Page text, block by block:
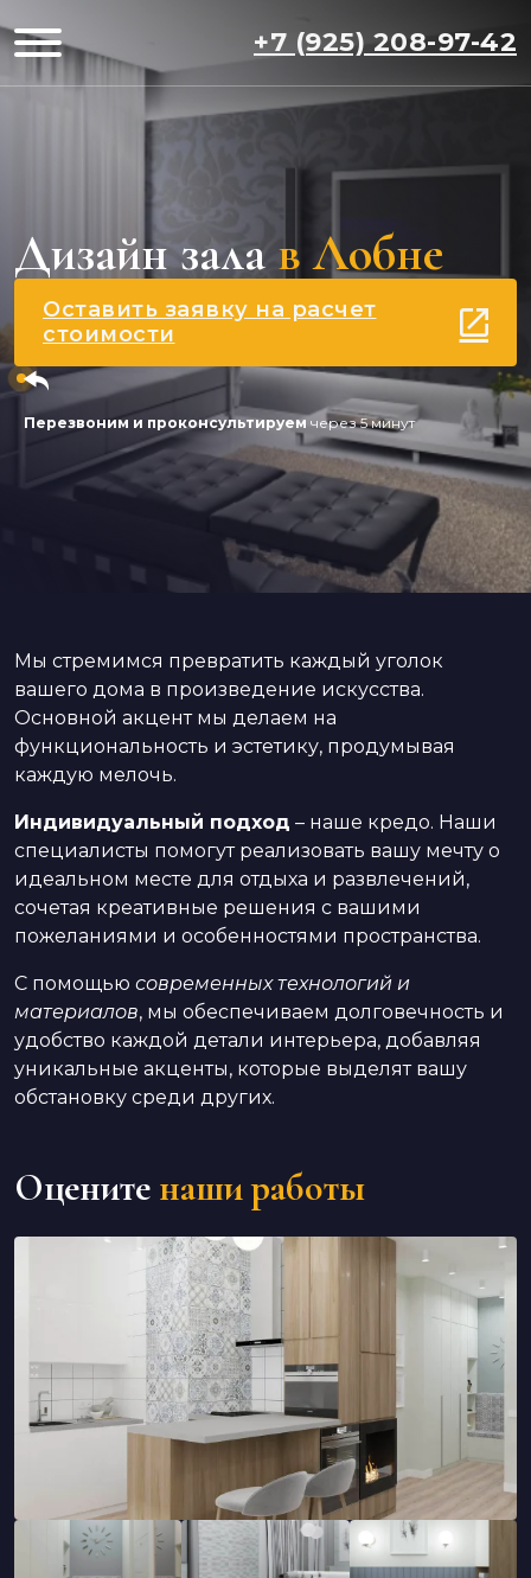
+7 (925) 208-97-42
Дизайн зала в Лобне
Оставить заявку на расчет
стоимости
Перезвоним и проконсультируем через 5 минут
Мы стремимся превратить каждый уголок
вашего дома в произведение искусства.
Основной акцент мы делаем на
функциональность и эстетику, продумывая
каждую мелочь.
Индивидуальный подход – наше кредо. Наши
специалисты помогут реализовать вашу мечту о
идеальном месте для отдыха и развлечений,
сочетая креативные решения с вашими
пожеланиями и особенностями пространства.
С помощью современных технологий и
материалов, мы обеспечиваем долговечность и
удобство каждой детали интерьера, добавляя
уникальные акценты, которые выделят вашу
обстановку среди других.
Оцените наши работы